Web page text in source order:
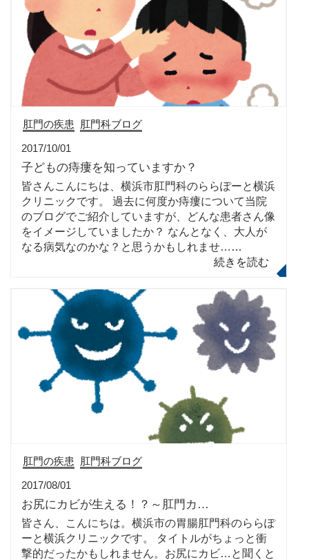
肛門の疾患 肛門科ブログ
2017/10/01
子どもの痔瘻を知っていますか？
皆さんこんにちは、横浜市肛門科のららぽーと横浜
クリニックです。 過去に何度か痔瘻について当院
のブログでご紹介していますが、どんな患者さん像
をイメージしていましたか？ なんとなく、大人が
なる病気なのかな？と思うかもしれませ… …
続きを読む
肛門の疾患 肛門科ブログ
2017/08/01
お尻にカビが生える！？～肛門カ…
皆さん、こんにちは。横浜市の胃腸肛門科のららぽ
ーと横浜クリニックです。 タイトルがちょっと衝
撃的だったかもしれません。お尻にカビ…と聞くと